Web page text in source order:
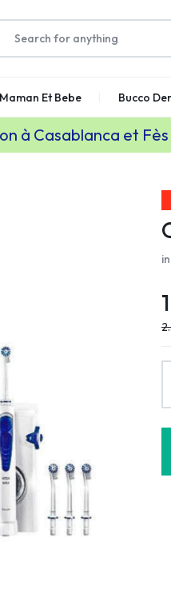
Maman Et Bebe Bucco
à Casablanca et
in